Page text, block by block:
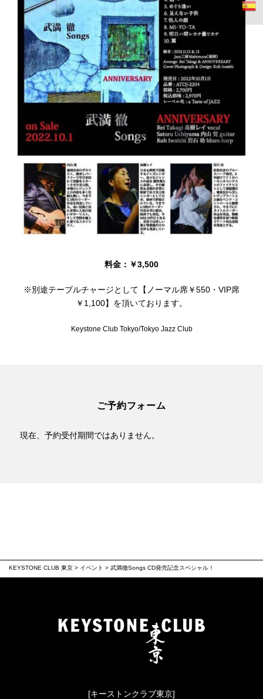
料金：￥3,500
※別途テーブルチャージとして【ノーマル席￥550・VIP席
￥1,100】を頂いております。
Keystone Club Tokyo/Tokyo Jazz Club
ご予約フォーム
現在、予約受付期間ではありません。
KEYSTONE CLUB 東京 > イベント > 武満徹Songs CD発売記念スペシャル！
[キーストンクラブ東京]